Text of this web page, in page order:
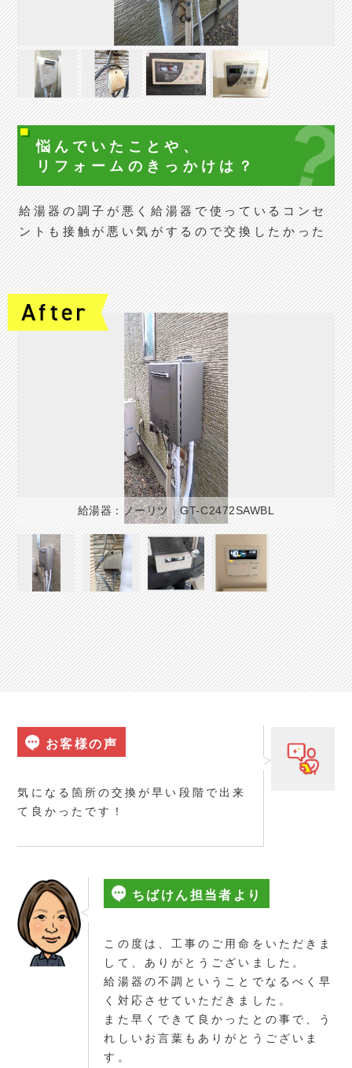
悩んでいたことや、
リフォームの きっかけは？
給湯器の調子が悪く給湯器で使っているコンセ
ントも接触が悪い気がするので交換したかった
給湯器：ノーリツ GT-C2472SAWBL
お客様の声
気になる箇所の交換が早い段階で出来
て良かったです！
ちばけん担当者より
この度は、工事のご用命をいただきま
して、ありがとうございました。
給湯器の不調ということでなるべく早
く対応させていただきました。
また早くできて良かったとの事で、う
れしいお言葉もありがとうございま
す。